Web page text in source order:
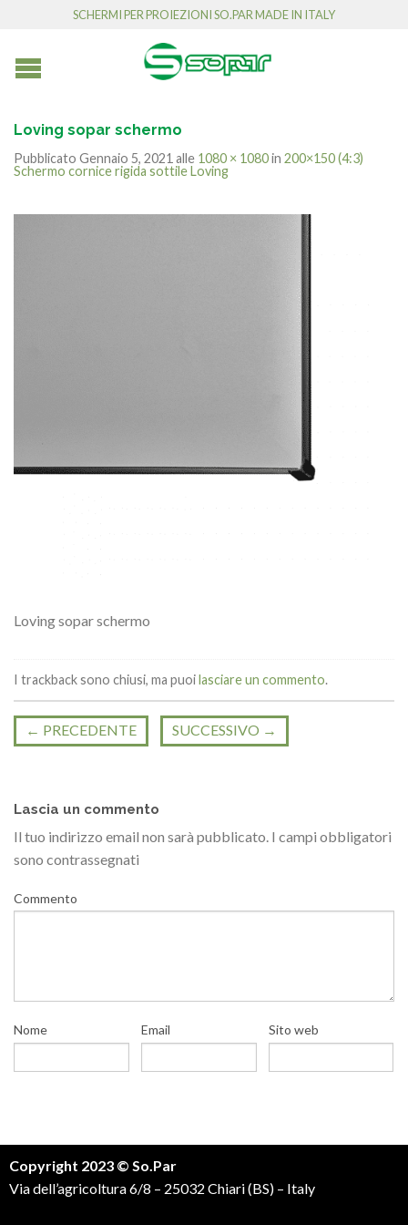
SCHERMI PER PROIEZIONI SO.PAR MADE IN ITALY
Loving sopar schermo
Pubblicato Gennaio 5, 2021 alle 1080 × 1080in 200×150 (4:3)
Schermo cornice rigida sottile Loving
Loving sopar schermo
I trackback sono chiusi, ma puoilasciare un commento.
← PRECEDENTE SUCCESSIVO →
Lascia un commento
Il tuo indirizzo email non sarà pubblicato. I campi obbligatori
sono contrassegnati
Commento
Nome Email Sito web
Copyright 2023 © So.Par
Via dell’agricoltura 6/8 – 25032 Chiari (BS) – Italy